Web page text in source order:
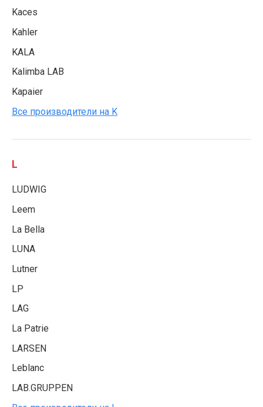
Kaces
Kahler
KALA
Kalimba LAB
Kapaier
Все производители на K
L
LUDWIG
Leem
La Bella
LUNA
Lutner
LP
LAG
La Patrie
LARSEN
Leblanc
LAB.GRUPPEN